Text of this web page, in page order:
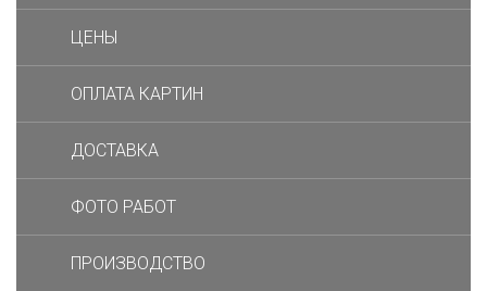
ЦЕНЫ
ОПЛАТА КАРТИН
ДОСТАВКА
ФОТО РАБОТ
ПРОИЗВОДСТВО